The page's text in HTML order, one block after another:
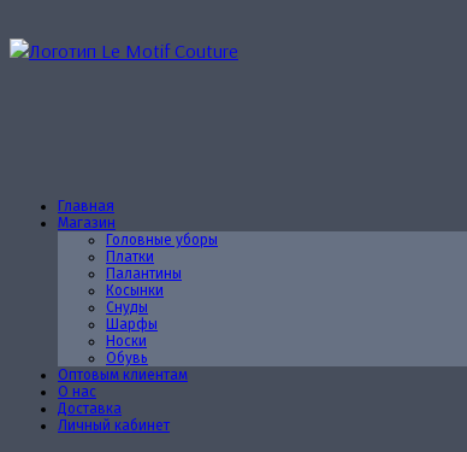
к
Главная
Магазин
Головные уборы
Платки
Палантины
Косынки
Снуды
Шарфы
Носки
Обувь
Оптовым клиентам
О нас
Доставка
Личный кабинет